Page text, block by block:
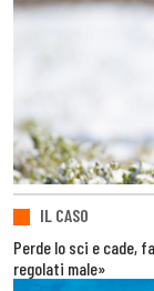
IL CASO
Perde lo sci e cade,
regolati male»